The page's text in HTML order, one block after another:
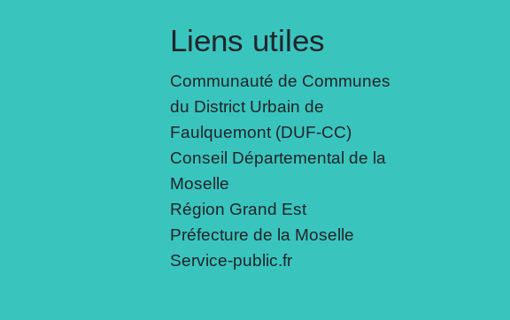
Liens utiles
Communauté de Communes
du District Urbain de
Faulquemont (DUF-CC)
Conseil Départemental de la
Moselle
Région Grand Est
Préfecture de la Moselle
Service-public.fr